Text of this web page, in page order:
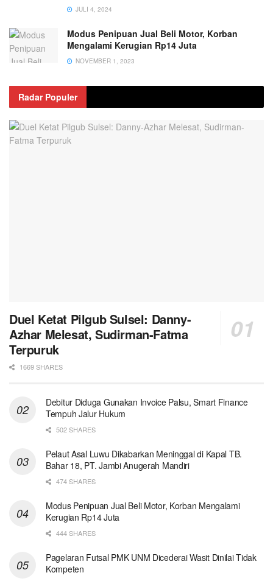
JULI 4, 2024
Modus Penipuan Jual Beli Motor, Korban
Mengalami Kerugian Rp14 Juta
NOVEMBER 1, 2023
Radar Populer
Duel Ketat Pilgub Sulsel: Danny-
Azhar Melesat, Sudirman-Fatma
Terpuruk
1669 SHARES
Debitur Diduga Gunakan Invoice Palsu, Smart Finance
Tempuh Jalur Hukum
502 SHARES
Pelaut Asal Luwu Dikabarkan Meninggal di Kapal TB.
Bahar 18, PT. Jambi Anugerah Mandiri
474 SHARES
Modus Penipuan Jual Beli Motor, Korban Mengalami
Kerugian Rp14 Juta
444 SHARES
Pagelaran Futsal PMK UNM Dicederai Wasit Dinilai Tidak
Kompeten